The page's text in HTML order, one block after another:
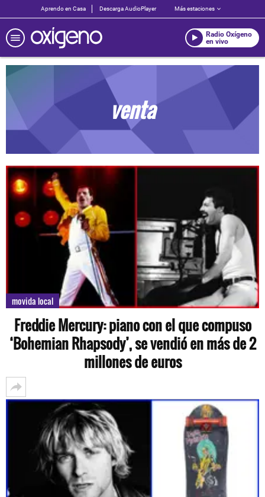
Aprendo en Casa Descarga AudioPlayer Más estaciones
Radio Oxígeno
en vivo
venta
movida local
Freddie Mercury: piano con el que compuso
‘Bohemian Rhapsody’, se vendió en más de 2
millones de euros